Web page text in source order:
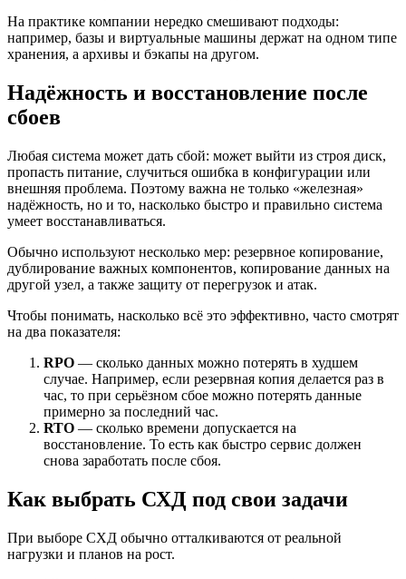
На практике компании нередко смешивают подходы:
например, базы и виртуальные машины держат на одном типе
хранения, а архивы и бэкапы на другом.
Надёжность и восстановление после
сбоев
Любая система может дать сбой: может выйти из строя диск,
пропасть питание, случиться ошибка в конфигурации или
внешняя проблема. Поэтому важна не только «железная»
надёжность, но и то, насколько быстро и правильно система
умеет восстанавливаться.
Обычно используют несколько мер: резервное копирование,
дублирование важных компонентов, копирование данных на
другой узел, а также защиту от перегрузок и атак.
Чтобы понимать, насколько всё это эффективно, часто смотрят
на два показателя:
RPO — сколько данных можно потерять в худшем
случае. Например, если резервная копия делается раз в
час, то при серьёзном сбое можно потерять данные
примерно за последний час.
RTO — сколько времени допускается на
восстановление. То есть как быстро сервис должен
снова заработать после сбоя.
Как выбрать СХД под свои задачи
При выборе СХД обычно отталкиваются от реальной
нагрузки и планов на рост.